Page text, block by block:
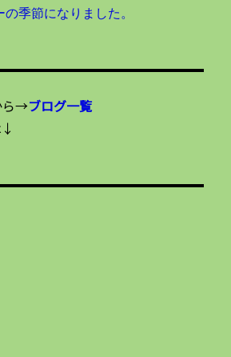
季節になりました。
ら→ブログ一覧
↓